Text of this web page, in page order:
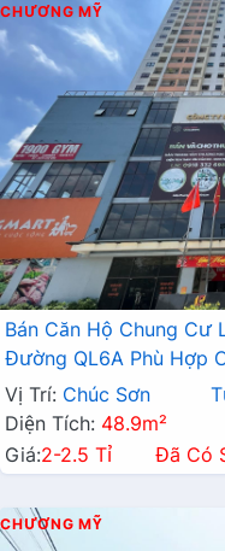
CHƯƠNG MỸ
Bán Căn Hộ Chung Cư
Đường QL6A Phù Hợp
Vị Trí: Chúc Sơn
Diện Tích: 48.9m²
Giá:2-2.5 Tỉ Đã Có
CHƯƠNG MỸ